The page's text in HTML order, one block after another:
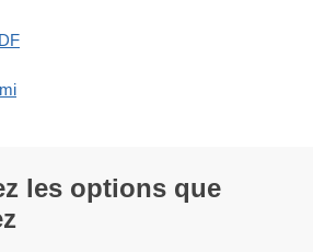
les options que